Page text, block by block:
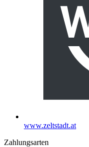
www.zeltstadt.at
Zahlungsarten